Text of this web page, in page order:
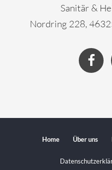
Sanitär &
Nordring 228,
Home Über uns